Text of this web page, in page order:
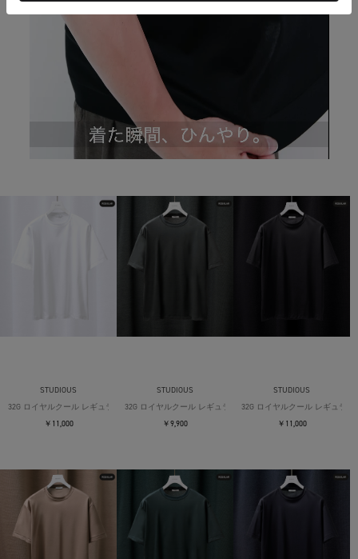
STUDIOUS
32G ロイヤルクール レギュラーTシャツ
￥11,000
STUDIOUS
32G ロイヤルクール レギュラーTシャツ
￥9,900
STUDIOUS
32G ロイヤルクール レギュラー
￥11,000